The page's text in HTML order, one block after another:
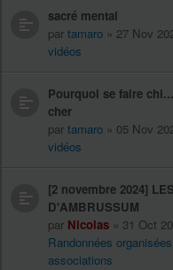
sacré mental
par tamaro » 27 Nov
vidéos
Pourquoi se faire
cher
par tamaro » 05 Nov
vidéos
[2 novembre 2024]
D'AMBRUSSUM
par Nicolas » 31 Oct
Randonnées
associations